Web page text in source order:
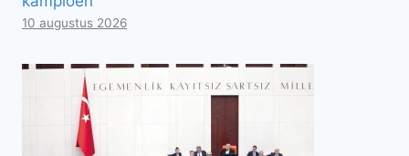
10 augustus 2026